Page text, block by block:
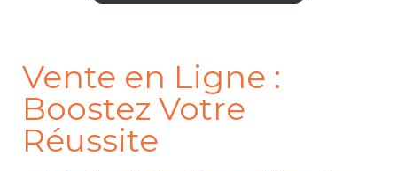
Vente en Ligne :
Boostez Votre
Réussite